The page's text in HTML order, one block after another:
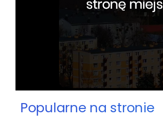
Popularne na stronie